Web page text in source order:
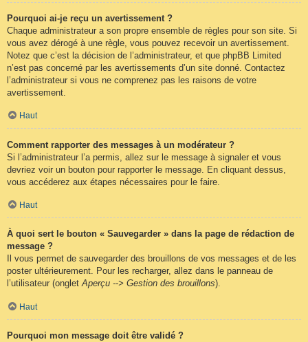
Pourquoi ai-je reçu un avertissement ?
Chaque administrateur a son propre ensemble de règles pour son site. Si
vous avez dérogé à une règle, vous pouvez recevoir un avertissement.
Notez que c’est la décision de l’administrateur, et que phpBB Limited
n’est pas concerné par les avertissements d’un site donné. Contactez
l’administrateur si vous ne comprenez pas les raisons de votre
avertissement.
Haut
Comment rapporter des messages à un modérateur ?
Si l’administrateur l’a permis, allez sur le message à signaler et vous
devriez voir un bouton pour rapporter le message. En cliquant dessus,
vous accéderez aux étapes nécessaires pour le faire.
Haut
À quoi sert le bouton « Sauvegarder » dans la page de rédaction de
message ?
Il vous permet de sauvegarder des brouillons de vos messages et de les
poster ultérieurement. Pour les recharger, allez dans le panneau de
l’utilisateur (ongletAperçu --> Gestion des brouillons).
Haut
Pourquoi mon message doit être validé ?